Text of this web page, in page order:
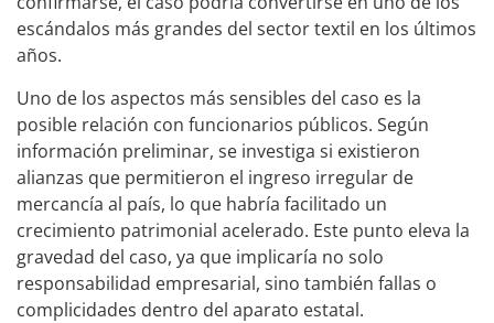
escándalos más grandes del sector textil en los últimos
años.
Uno de los aspectos más sensibles del caso es la
posible relación con funcionarios públicos. Según
información preliminar, se investiga si existieron
alianzas que permitieron el ingreso irregular de
mercancía al país, lo que habría facilitado un
crecimiento patrimonial acelerado. Este punto eleva la
gravedad del caso, ya que implicaría no solo
responsabilidad empresarial, sino también fallas o
complicidades dentro del aparato estatal.